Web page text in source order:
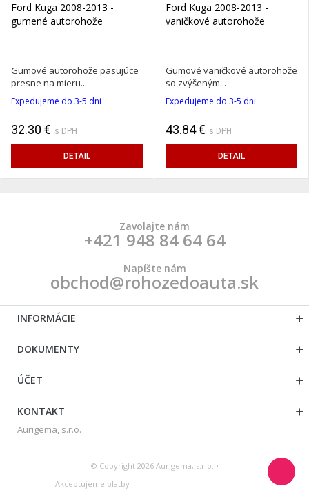
Ford Kuga 2008-2013 -
gumené autorohože
Gumové autorohože pasujúce
presne na mieru...
Expedujeme do 3-5 dni
32.30 € s DPH
DETAIL
Ford Kuga 2008-2013 -
vaničkové autorohože
Gumové vaničkové autorohože
so zvýšeným...
Expedujeme do 3-5 dni
43.84 € s DPH
DETAIL
Zavolajte nám
+421 948 84 64 64
Napíšte nám
obchod@rohozedoauta.sk
INFORMÁCIE
DOKUMENTY
ÚČET
KONTAKT
Aurigema, s.r.o.
© Copyright 2026 Aurigema, s.r.o. •
Akceptujeme platby